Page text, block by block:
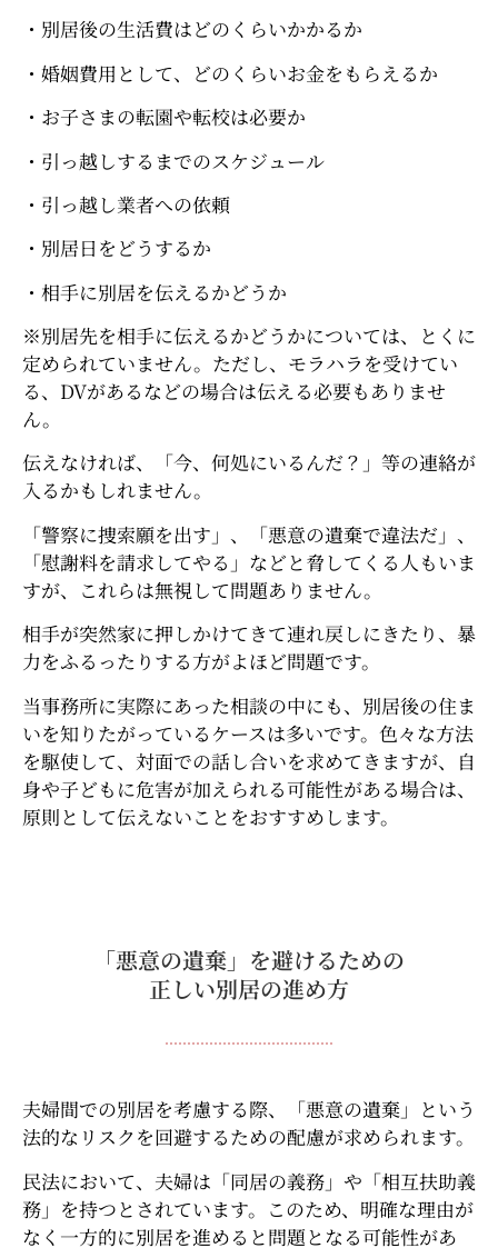
・別居後の生活費はどのくらいかかるか
・婚姻費用として、どのくらいお金をもらえるか
・お子さまの転園や転校は必要か
・引っ越しするまでのスケジュール
・引っ越し業者への依頼
・別居日をどうするか
・相手に別居を伝えるかどうか
※別居先を相手に伝えるかどうかについては、とくに
定められていません。ただし、モラハラを受けてい
る、DVがあるなどの場合は伝える必要もありませ
ん。
伝えなければ、「今、何処にいるんだ？」等の連絡が
入るかもしれません。
「警察に捜索願を出す」、「悪意の遺棄で違法だ」、
「慰謝料を請求してやる」などと脅してくる人もいま
すが、これらは無視して問題ありません。
相手が突然家に押しかけてきて連れ戻しにきたり、暴
力をふるったりする方がよほど問題です。
当事務所に実際にあった相談の中にも、別居後の住ま
いを知りたがっているケースは多いです。色々な方法
を駆使して、対面での話し合いを求めてきますが、自
身や子どもに危害が加えられる可能性がある場合は、
原則として伝えないことをおすすめします。
「悪意の遺棄」を避けるための
正しい別居の進め方
夫婦間での別居を考慮する際、「悪意の遺棄」という
法的なリスクを回避するための配慮が求められます。
民法において、夫婦は「同居の義務」や「相互扶助義
務」を持つとされています。このため、明確な理由が
なく一方的に別居を進めると問題となる可能性があ